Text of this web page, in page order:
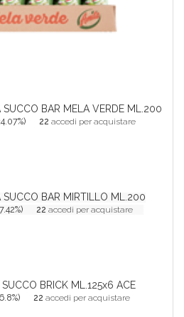
SUCCO BAR MELA VERDE ML.200
22 accedi per acquistare
SUCCO BAR MIRTILLO ML.200
22 accedi per acquistare
SUCCO BRICK ML.125x6 ACE
22 accedi per acquistare